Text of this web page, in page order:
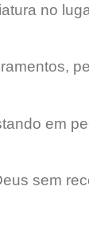
no
em
sem